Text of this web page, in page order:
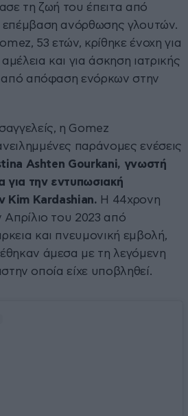
τη ζωή του έπειτα από
επέμβαση ανόρθωσης γλουτών.
53 ετών, κρίθηκε ένοχη για
και για άσκηση ιατρικής
από απόφαση ενόρκων στην
η Gomez
παράνομες ενέσεις
Ashten Gourkani, γνωστή
για την εντυπωσιακή
Kim Kardashian. Η 44χρονη
του 2023 από
και πνευμονική εμβολή,
άμεσα με τη λεγόμενη
οποία είχε υποβληθεί.